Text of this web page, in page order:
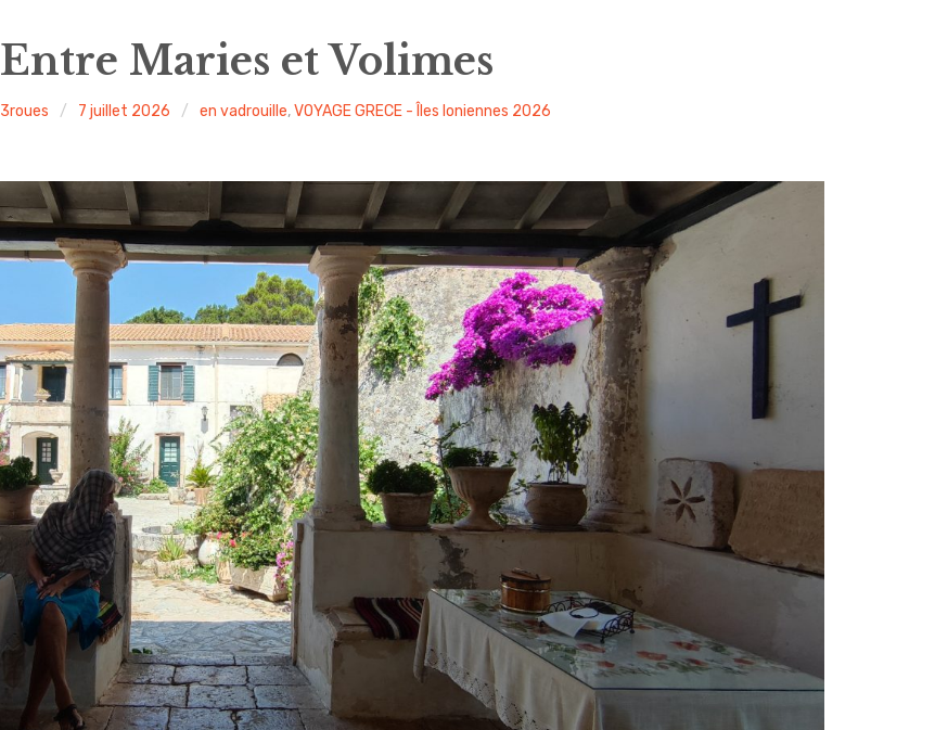
Entre Maries et Volimes
3roues 7 juillet 2026 en vadrouille,VOYAGE GRECE - Îles Ioniennes 2026